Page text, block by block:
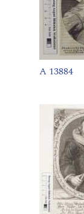
A 13884